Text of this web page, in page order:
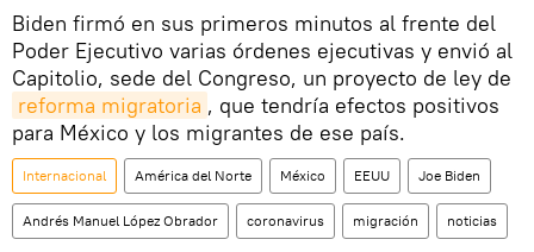
Biden firmó en sus primeros minutos al frente del
Poder Ejecutivo varias órdenes ejecutivas y envió al
Capitolio, sede del Congreso, un proyecto de ley de
reforma migratoria , que tendría efectos positivos
para México y los migrantes de ese país.
Internacional América del Norte México EEUU Joe Biden
Andrés Manuel López Obrador coronavirus migración noticias